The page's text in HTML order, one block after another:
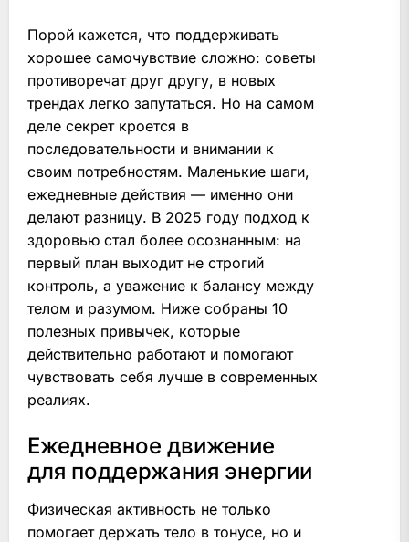
Порой кажется, что поддерживать
хорошее самочувствие сложно: советы
противоречат друг другу, в новых
трендах легко запутаться. Но на самом
деле секрет кроется в
последовательности и внимании к
своим потребностям. Маленькие шаги,
ежедневные действия — именно они
делают разницу. В 2025 году подход к
здоровью стал более осознанным: на
первый план выходит не строгий
контроль, а уважение к балансу между
телом и разумом. Ниже собраны 10
полезных привычек, которые
действительно работают и помогают
чувствовать себя лучше в современных
реалиях.
Ежедневное движение
для поддержания энергии
Физическая активность не только
помогает держать тело в тонусе, но и